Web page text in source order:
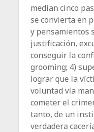
median cinco
se convierta en
y pensamientos
justificación,
conseguir la
grooming; 4)
lograr que la
voluntad vía
cometer el
tanto, de un
verdadera